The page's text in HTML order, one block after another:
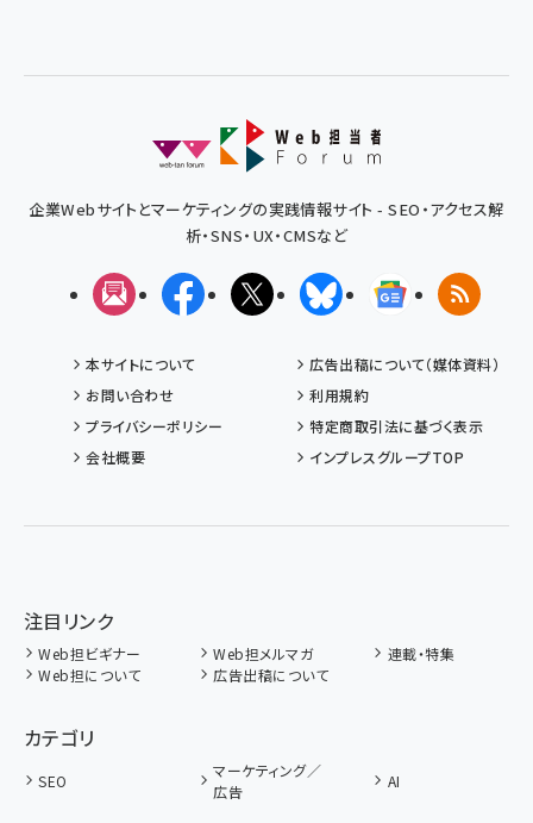
企業Webサイトとマーケティングの実践情報サイト - SEO・アクセス解
析・SNS・UX・CMSなど
メルマガFacebookX(エックス)BlueskyGoogleニュ
RSS
本サイトについて
広告出稿について（媒体資料）
お問い合わせ
利用規約
プライバシーポリシー
特定商取引法に基づく表示
会社概要
インプレスグループTOP
注目リンク
Web担ビギナー Web担メルマガ
連載・特集
Web担について
広告出稿について
カテゴリ
SEO
マーケティング／
広告
AI